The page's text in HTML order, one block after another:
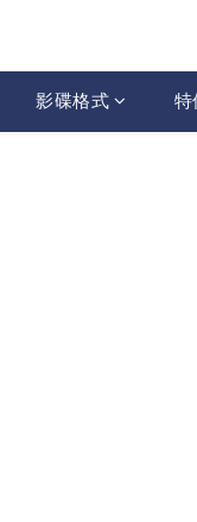
影碟格式 特